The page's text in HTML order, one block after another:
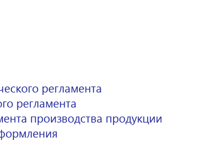
регламента
регламента
производства продукции